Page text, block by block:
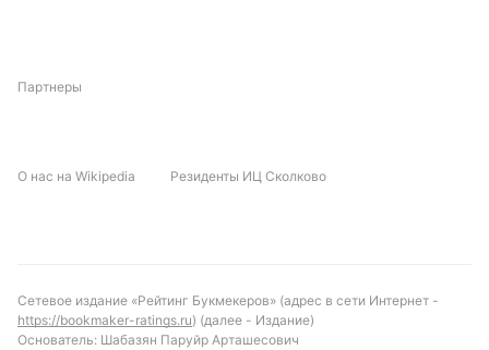
Партнеры
О нас на Wikipedia Резиденты ИЦ Сколково
Сетевое издание «Рейтинг Букмекеров» (адрес в сети Интернет -
https://bookmaker-ratings.ru) (далее - Издание)
Основатель: Шабазян Паруйр Арташесович